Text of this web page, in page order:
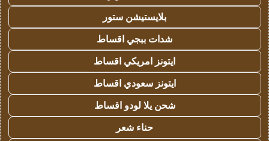
بلايستيشن ستور
شدات ببجي اقساط
ايتونز امريكي اقساط
ايتونز سعودي اقساط
شحن يلا لودو اقساط
حناء شعر